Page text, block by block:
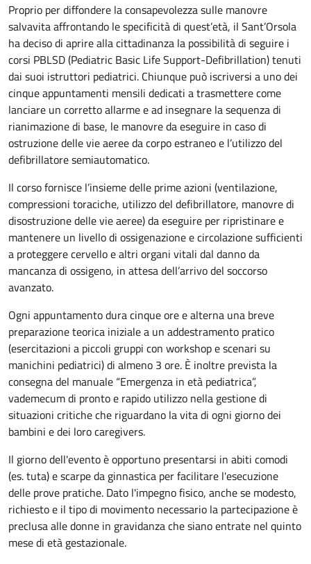
Proprio per diffondere la consapevolezza sulle manovre
salvavita affrontando le specificità di quest’età, il Sant’Orsola
ha deciso di aprire alla cittadinanza la possibilità di seguire i
corsi PBLSD (Pediatric Basic Life Support-Defibrillation) tenuti
dai suoi istruttori pediatrici. Chiunque può iscriversi a uno dei
cinque appuntamenti mensili dedicati a trasmettere come
lanciare un corretto allarme e ad insegnare la sequenza di
rianimazione di base, le manovre da eseguire in caso di
ostruzione delle vie aeree da corpo estraneo e l’utilizzo del
defibrillatore semiautomatico.
Il corso fornisce l’insieme delle prime azioni (ventilazione,
compressioni toraciche, utilizzo del defibrillatore, manovre di
disostruzione delle vie aeree) da eseguire per ripristinare e
mantenere un livello di ossigenazione e circolazione sufficienti
a proteggere cervello e altri organi vitali dal danno da
mancanza di ossigeno, in attesa dell’arrivo del soccorso
avanzato.
Ogni appuntamento dura cinque ore e alterna una breve
preparazione teorica iniziale a un addestramento pratico
(esercitazioni a piccoli gruppi con workshop e scenari su
manichini pediatrici) di almeno 3 ore. È inoltre prevista la
consegna del manuale “Emergenza in età pediatrica”,
vademecum di pronto e rapido utilizzo nella gestione di
situazioni critiche che riguardano la vita di ogni giorno dei
bambini e dei loro caregivers.
Il giorno dell'evento è opportuno presentarsi in abiti comodi
(es. tuta) e scarpe da ginnastica per facilitare l'esecuzione
delle prove pratiche. Dato l'impegno fisico, anche se modesto,
richiesto e il tipo di movimento necessario la partecipazione è
preclusa alle donne in gravidanza che siano entrate nel quinto
mese di età gestazionale.